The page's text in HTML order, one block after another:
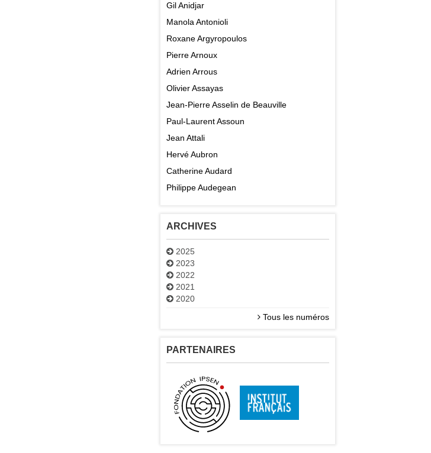
Gil Anidjar
Manola Antonioli
Roxane Argyropoulos
Pierre Arnoux
Adrien Arrous
Olivier Assayas
Jean-Pierre Asselin de Beauville
Paul-Laurent Assoun
Jean Attali
Hervé Aubron
Catherine Audard
Philippe Audegean
ARCHIVES
2025
2023
2022
2021
2020
Tous les numéros
PARTENAIRES